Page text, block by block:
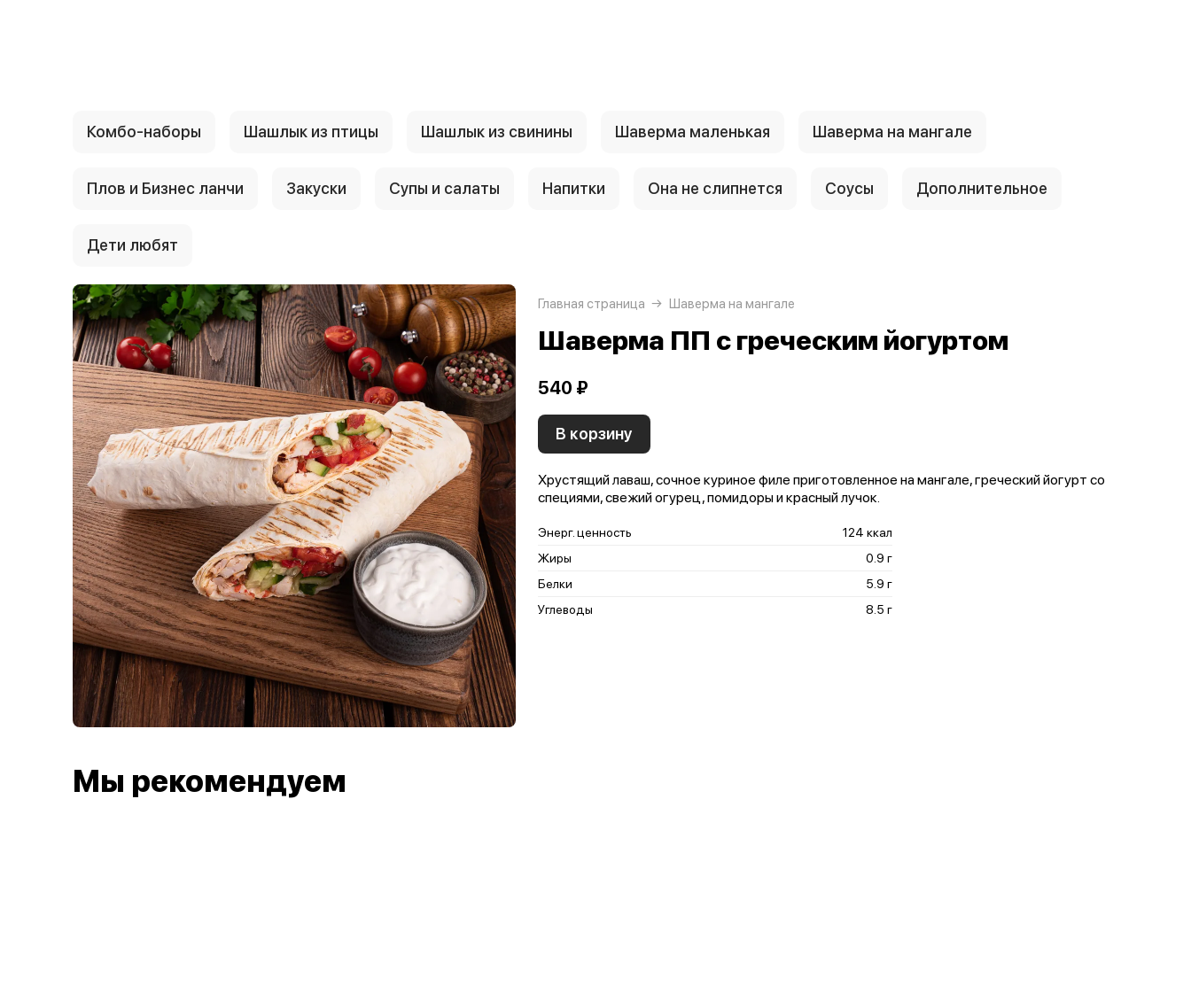
Комбо-наборы Шашлык из птицы Шашлык из свинины Шаверма маленькая Шаверма на мангале
Плов и Бизнес ланчи Закуски Супы и салаты Напитки Она не слипнется Соусы Дополнительное
Дети любят
Главная страница Шаверма на мангале
Шаверма ПП с греческим йогуртом
540 ₽
В корзину
Хрустящий лаваш, сочное куриное филе приготовленное на мангале, греческий йогурт со
специями, свежий огурец, помидоры и красный лучок.
Энерг. ценность
124 ккал
Жиры
0.9 г
Белки
5.9 г
Углеводы
8.5 г
Мы рекомендуем